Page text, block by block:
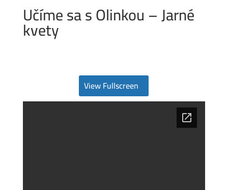
Učíme sa s Olinkou – Jarné
kvety
View Fullscreen